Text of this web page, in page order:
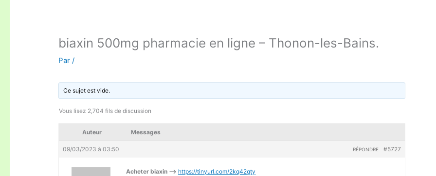
biaxin 500mg pharmacie en ligne – Thonon-les-Bains.
Par/
Ce sujet est vide.
Vous lisez 2,704 fils de discussion
Auteur Messages
09/03/2023 à 03:50 #5727
RÉPONDRE
Acheter biaxin —> https://tinyurl.com/2kq42gty